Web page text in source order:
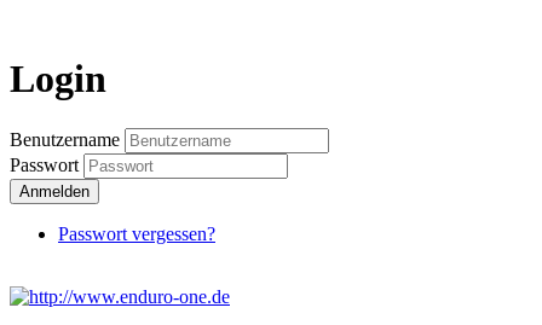
Login
Benutzername
Passwort
Anmelden
Passwort vergessen?